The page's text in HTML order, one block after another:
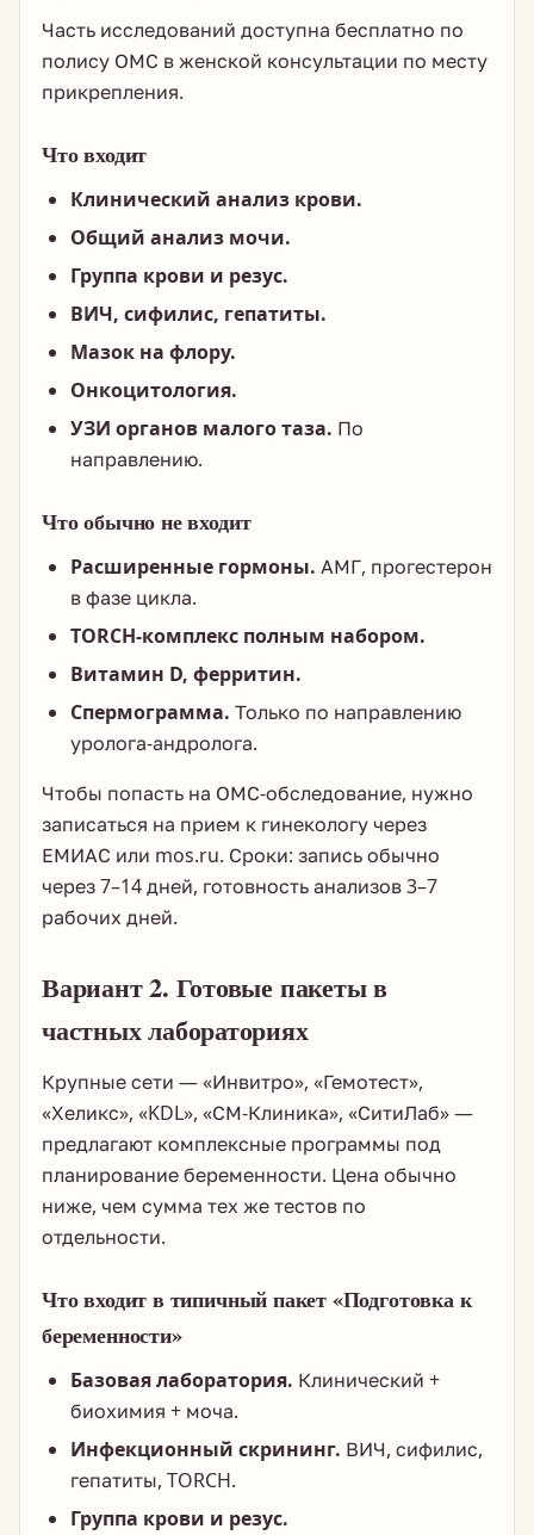
Часть исследований доступна бесплатно по
полису ОМС в женской консультации по месту
прикрепления.
Что входит
Клинический анализ крови.
Общий анализ мочи.
Группа крови и резус.
ВИЧ, сифилис, гепатиты.
Мазок на флору.
Онкоцитология.
УЗИ органов малого таза. По
направлению.
Что обычно не входит
Расширенные гормоны. АМГ, прогестерон
в фазе цикла.
TORCH-комплекс полным набором.
Витамин D, ферритин.
Спермограмма. Только по направлению
уролога-андролога.
Чтобы попасть на ОМС-обследование, нужно
записаться на прием к гинекологу через
ЕМИАС или mos.ru. Сроки: запись обычно
через 7–14 дней, готовность анализов 3–7
рабочих дней.
Вариант 2. Готовые пакеты в
частных лабораториях
Крупные сети — «Инвитро», «Гемотест»,
«Хеликс», «KDL», «СМ-Клиника», «СитиЛаб» —
предлагают комплексные программы под
планирование беременности. Цена обычно
ниже, чем сумма тех же тестов по
отдельности.
Что входит в типичный пакет «Подготовка к
беременности»
Базовая лаборатория. Клинический +
биохимия + моча.
Инфекционный скрининг. ВИЧ, сифилис,
гепатиты, TORCH.
Группа крови и резус.